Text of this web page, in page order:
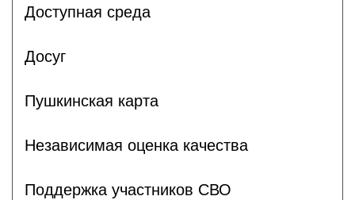
Доступная среда
Досуг
Пушкинская карта
Независимая оценка качества
Поддержка участников СВО